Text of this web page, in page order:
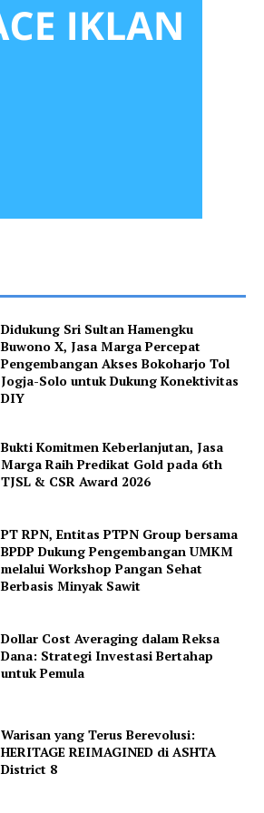
Didukung Sri Sultan Hamengku
Buwono X, Jasa Marga Percepat
Pengembangan Akses Bokoharjo Tol
Jogja-Solo untuk Dukung Konektivitas
DIY
Bukti Komitmen Keberlanjutan, Jasa
Marga Raih Predikat Gold pada 6th
TJSL & CSR Award 2026
PT RPN, Entitas PTPN Group bersama
BPDP Dukung Pengembangan UMKM
melalui Workshop Pangan Sehat
Berbasis Minyak Sawit
Dollar Cost Averaging dalam Reksa
Dana: Strategi Investasi Bertahap
untuk Pemula
Warisan yang Terus Berevolusi:
HERITAGE REIMAGINED di ASHTA
District 8